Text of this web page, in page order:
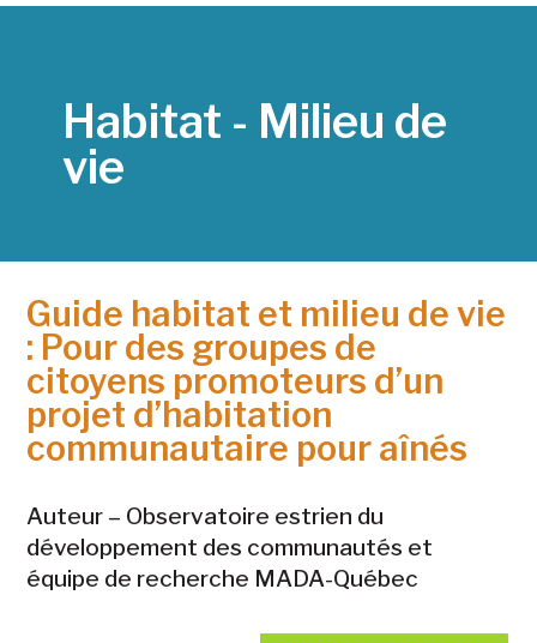
Habitat - Milieu de
vie
Guide habitat et milieu de vie
: Pour des groupes de
citoyens promoteurs d’un
projet d’habitation
communautaire pour aînés
Auteur – Observatoire estrien du
développement des communautés et
équipe de recherche MADA-Québec